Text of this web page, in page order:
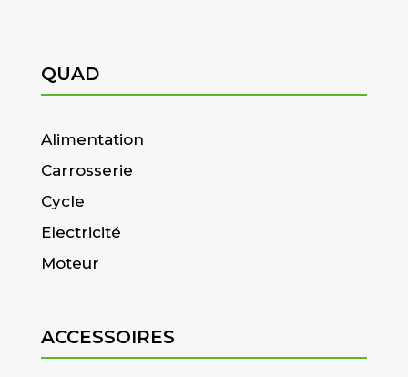
QUAD
Alimentation
Carrosserie
Cycle
Electricité
Moteur
ACCESSOIRES